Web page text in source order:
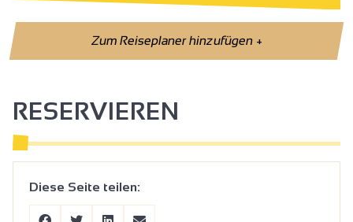
Zum Reiseplaner hinzufügen+
RESERVIEREN
Diese Seite teilen: